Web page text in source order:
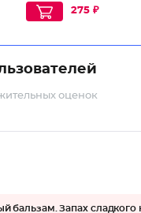
275 ₽
оценок
бальзам. Запах сладкого